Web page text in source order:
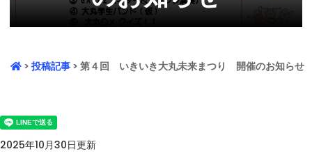
> 投稿記事 > 第４回 いきいき大丸未来まつり 開催のお知らせ
2025年10月30日更新